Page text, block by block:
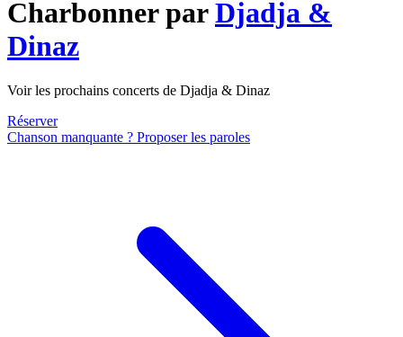
Charbonner parDjadja &
Dinaz
Voir les prochains concerts de Djadja & Dinaz
Réserver
Chanson manquante ? Proposer les paroles